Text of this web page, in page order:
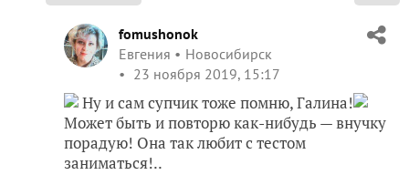
fomushonok
Евгения
Новосибирск
23 ноября 2019, 15:17
Ну и сам супчик тоже помню, Галина!
Может быть и повторю как-нибудь — внучку
порадую! Она так любит с тестом
заниматься!..